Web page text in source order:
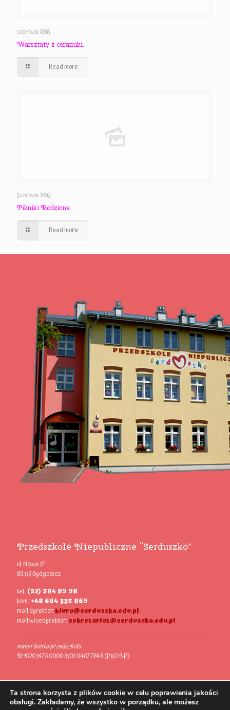
3 czerwca 2026
Warsztaty z ceramiki.
Read more
3 czerwca 2026
Pikniki Rodzinne.
Read more
Przedszkole Niepubliczne “Serduszko”
ul. Nowa 17
85-119 Bydgoszcz
tel.:(52) 584 89 98
kom.:+48 664 335 869
mail dyrektor:biuro@serduszko.edu.pl
mail wicedyrektor:sekretariat@serduszko.edu.pl
numer konta przedszkola
92 1020 1475 0000 8102 0407 7848 (PKO B.P.)
Ta strona korzysta z plików cookie w celu poprawienia jakości
obsługi. Zakładamy, że wszystko w porządku, ale możesz